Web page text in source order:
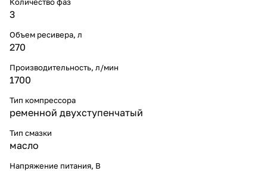
3
Объем ресивера, л
270
Производительность, л/мин
1700
Тип компрессора
ременной двухступенчатый
Тип смазки
масло
Напряжение питания, В